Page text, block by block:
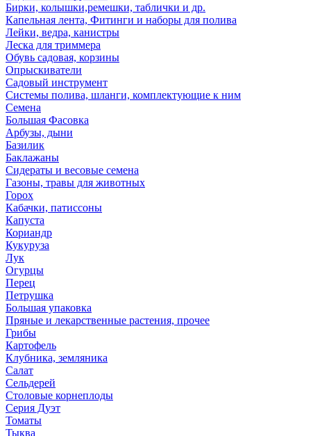
Бирки, колышки,ремешки, таблички и др.
Капельная лента, Фитинги и наборы для полива
Лейки, ведра, канистры
Леска для триммера
Обувь садовая, корзины
Опрыскиватели
Садовый инструмент
Системы полива, шланги, комплектующие к ним
Семена
Большая Фасовка
Арбузы, дыни
Базилик
Баклажаны
Сидераты и весовые семена
Газоны, травы для животных
Горох
Кабачки, патиссоны
Капуста
Кориандр
Кукуруза
Лук
Огурцы
Перец
Петрушка
Большая упаковка
Пряные и лекарственные растения, прочее
Грибы
Картофель
Клубника, земляника
Салат
Сельдерей
Столовые корнеплоды
Серия Дуэт
Томаты
Тыква